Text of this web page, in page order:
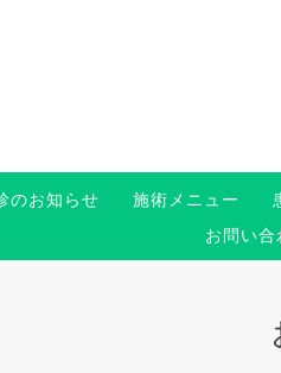
のお知らせ 施術メニュー
お問い合